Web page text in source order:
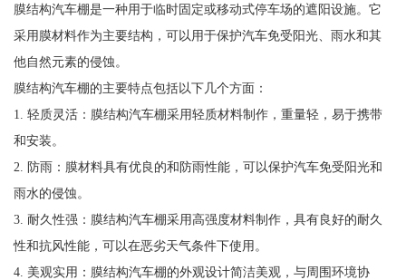
膜结构汽车棚是一种用于临时固定或移动式停车场的遮阳设施。它
采用膜材料作为主要结构，可以用于保护汽车免受阳光、雨水和其
他自然元素的侵蚀。
膜结构汽车棚的主要特点包括以下几个方面：
1. 轻质灵活：膜结构汽车棚采用轻质材料制作，重量轻，易于携带
和安装。
2. 防雨：膜材料具有优良的和防雨性能，可以保护汽车免受阳光和
雨水的侵蚀。
3. 耐久性强：膜结构汽车棚采用高强度材料制作，具有良好的耐久
性和抗风性能，可以在恶劣天气条件下使用。
4. 美观实用：膜结构汽车棚的外观设计简洁美观，与周围环境协